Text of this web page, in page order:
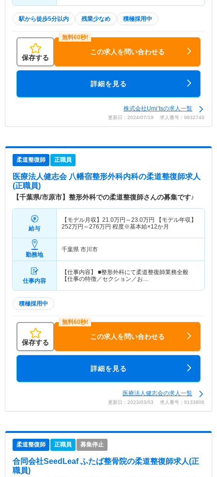
駅から徒歩5分以内 残業少なめ 積極採用中
保存する
この求人を問い合わせる
詳細を見る
株式会社Umi’tsの求人一覧
更新日：2024/07/19 求人番号：9832749
柔道整復師 正職員
医療法人健志会 八幡宿整形外科内科の柔道整復師求人
(正職員)
【千葉県/市原市】整形外科での柔道整復師さんの募集です♪
給与
【モデル月収】 21.0万円～23.0万円
【モデル年収】
252万円～276万円 程度※基本給×12か月
勤務地
千葉県 市川市
仕事内容
【仕事内容】 ■整形外科にて柔道整復師業務全般
【仕事の特徴／セクション／お…
積極採用中
保存する
この求人を問い合わせる
詳細を見る
医療法人健志会の求人一覧
更新日：2023/03/03 求人番号：9133806
柔道整復師 正職員 募集停止
合同会社SeedLeaf ふたば整骨院の柔道整復師求人(正
職員)